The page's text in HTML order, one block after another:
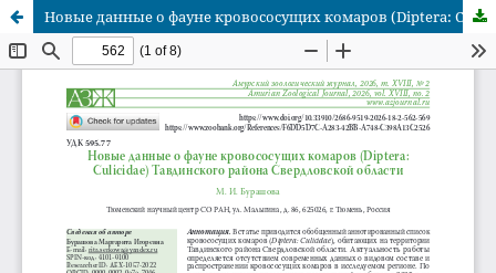
Новые данные о фауне кровососущих комаров (Diptera: Culicidae) Тавдинского района Свердловской области